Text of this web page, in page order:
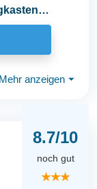
Mehr anzeigen ⏷
8.7/10
noch gut
★★★